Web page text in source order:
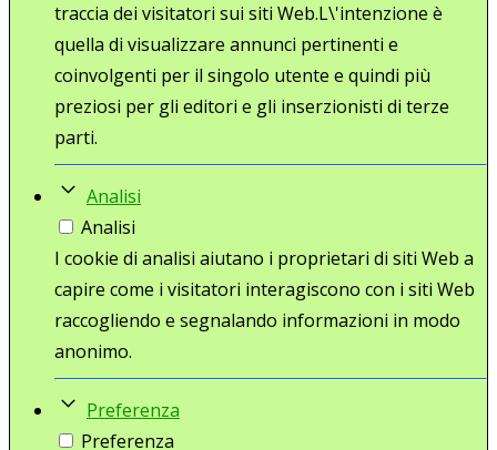
traccia dei visitatori sui siti Web.L\'intenzione è
quella di visualizzare annunci pertinenti e
coinvolgenti per il singolo utente e quindi più
preziosi per gli editori e gli inserzionisti di terze
parti.
Analisi
Analisi
I cookie di analisi aiutano i proprietari di siti Web a
capire come i visitatori interagiscono con i siti Web
raccogliendo e segnalando informazioni in modo
anonimo.
Preferenza
Preferenza